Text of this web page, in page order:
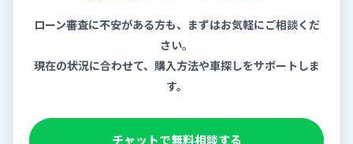
ローン審査に不安がある方も、まずはお気軽にご相談くだ
さい。
現在の状況に合わせて、購入方法や車探しをサポートしま
す。
チャットで無料相談する